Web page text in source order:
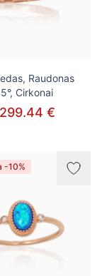
Raudonas
Cirkonai
299.44 €
-10%